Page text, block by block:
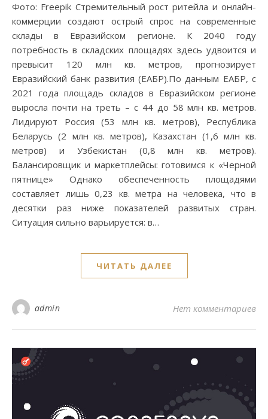
Фото: Freepik Стремительный рост ритейла и онлайн-
коммерции создают острый спрос на современные
склады в Евразийском регионе. К 2040 году
потребность в складских площадях здесь удвоится и
превысит 120 млн кв. метров, прогнозирует
Евразийский банк развития (ЕАБР).По данным ЕАБР, с
2021 года площадь складов в Евразийском регионе
выросла почти на треть – с 44 до 58 млн кв. метров.
Лидируют Россия (53 млн кв. метров), Республика
Беларусь (2 млн кв. метров), Казахстан (1,6 млн кв.
метров) и Узбекистан (0,8 млн кв. метров).
Балансировщик и маркетплейсы: готовимся к «Черной
пятнице» Однако обеспеченность площадями
составляет лишь 0,23 кв. метра на человека, что в
десятки раз ниже показателей развитых стран.
Ситуация сильно варьируется: в…
ЧИТАТЬ ДАЛЕЕ
admin Нет комментариев